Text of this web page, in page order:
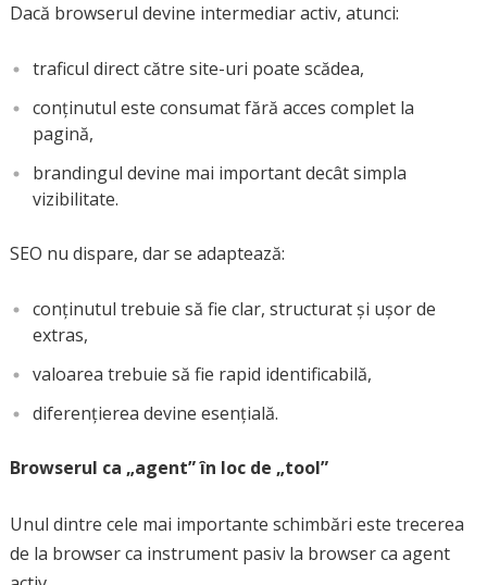
Dacă browserul devine intermediar activ, atunci:
traficul direct către site-uri poate scădea,
conținutul este consumat fără acces complet la
pagină,
brandingul devine mai important decât simpla
vizibilitate.
SEO nu dispare, dar se adaptează:
conținutul trebuie să fie clar, structurat și ușor de
extras,
valoarea trebuie să fie rapid identificabilă,
diferențierea devine esențială.
Browserul ca „agent” în loc de „tool”
Unul dintre cele mai importante schimbări este trecerea
de la browser ca instrument pasiv la browser ca agent